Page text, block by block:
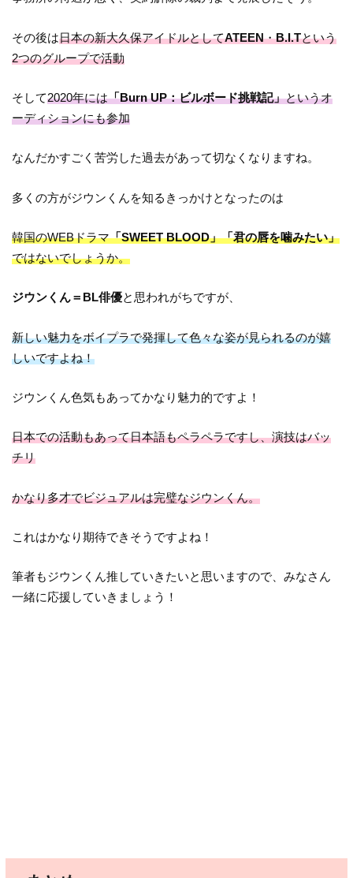
その後は日本の新大久保アイドルとしてATEEN・B.I.Tという
2つのグループで活動
そして2020年には「Burn UP：ビルボード挑戦記」というオ
ーディションにも参加
なんだかすごく苦労した過去があって切なくなりますね。
多くの方がジウンくんを知るきっかけとなったのは
韓国のWEBドラマ「SWEET BLOOD」「君の唇を噛みたい」
ではないでしょうか。
ジウンくん＝BL俳優と思われがちですが、
新しい魅力をボイプラで発揮して色々な姿が見られるのが嬉
しいですよね！
ジウンくん色気もあってかなり魅力的ですよ！
日本での活動もあって日本語もペラペラですし、演技はバッ
チリ
かなり多才でビジュアルは完璧なジウンくん。
これはかなり期待できそうですよね！
筆者もジウンくん推していきたいと思いますので、みなさん
一緒に応援していきましょう！